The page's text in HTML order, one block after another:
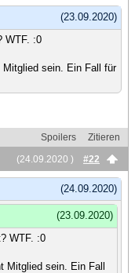
(23.09.2020)
WTF. :0
sein. Ein Fall für
Spoilers
Zitieren
(24.09.2020 )
#22
(24.09.2020)
(23.09.2020)
WTF. :0
Mitglied sein. Ein Fall